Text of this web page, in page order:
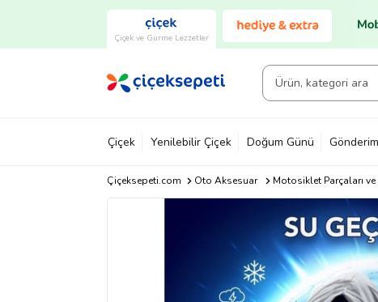
Çiçek ve Gurme Lezzetler
Çiçek Yenilebilir Çiçek Doğum Günü
Çiçeksepeti.com Oto Aksesuar Motosiklet Parçaları